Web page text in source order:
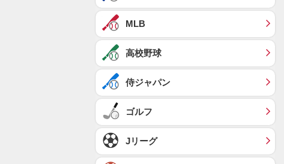
MLB
高校野球
侍ジャパン
ゴルフ
Jリーグ